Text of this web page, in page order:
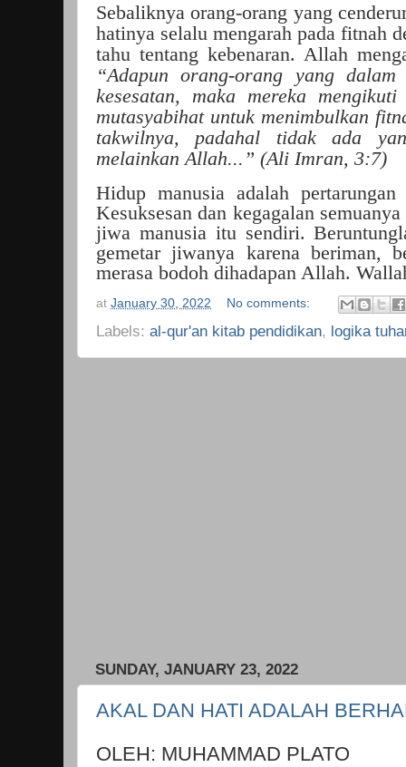
Sebaliknya orang-orang yang
hatinya selalu mengarah pada fitnah
tahu tentang kebenaran. Allah
“Adapun orang-orang yang
kesesatan, maka mereka
mutasyabihat untuk menimbulkan
takwilnya, padahal tidak ada
melainkan Allah...” (Ali Imran, 3:7)
Hidup manusia adalah
Kesuksesan dan kegagalan
jiwa manusia itu sendiri.
gemetar jiwanya karena beriman,
merasa bodoh dihadapan Allah.
at January 30, 2022 No comments:
Labels: al-qur'an kitab pendidikan, logika
SUNDAY, JANUARY 23, 2022
AKAL DAN HATI ADALAH
OLEH: MUHAMMAD PLATO